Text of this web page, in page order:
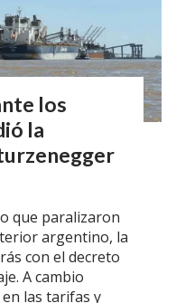
los
la
que paralizaron
argentino, la
con el decreto
A cambio
las tarifas y